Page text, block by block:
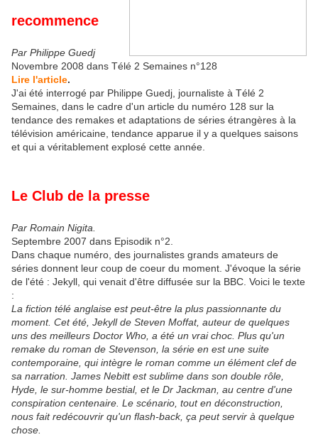
recommence
Par Philippe Guedj
Novembre 2008 dans Télé 2 Semaines n°128
Lire l'article.
J'ai été interrogé par Philippe Guedj, journaliste à Télé 2
Semaines, dans le cadre d'un article du numéro 128 sur la
tendance des remakes et adaptations de séries étrangères à la
télévision américaine, tendance apparue il y a quelques saisons
et qui a véritablement explosé cette année.
Le Club de la presse
Par Romain Nigita.
Septembre 2007 dans Episodik n°2.
Dans chaque numéro, des journalistes grands amateurs de
séries donnent leur coup de coeur du moment. J'évoque la série
de l'été : Jekyll, qui venait d'être diffusée sur la BBC. Voici le texte
:
La fiction télé anglaise est peut-être la plus passionnante du
moment. Cet été, Jekyll de Steven Moffat, auteur de quelques
uns des meilleurs Doctor Who, a été un vrai choc. Plus qu'un
remake du roman de Stevenson, la série en est une suite
contemporaine, qui intègre le roman comme un élément clef de
sa narration. James Nebitt est sublime dans son double rôle,
Hyde, le sur-homme bestial, et le Dr Jackman, au centre d'une
conspiration centenaire. Le scénario, tout en déconstruction,
nous fait redécouvrir qu'un flash-back, ça peut servir à quelque
chose.